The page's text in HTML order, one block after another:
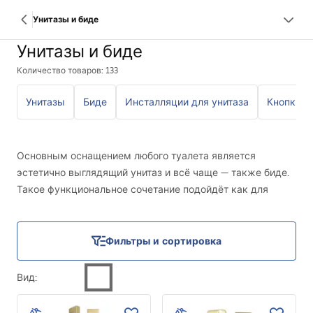
Унитазы и биде
Унитазы и биде
Количество товаров: 133
Унитазы Биде Инсталляции для унитаза Кнопки
Основным оснащением любого туалета является
эстетично выглядящий унитаз и всё чаще — также биде.
Такое функциональное сочетание подойдёт как для
позволяет поддерживать интимную гигиену, к тому же
оно красиво смотрится. В нашем ассортименте можно
найти комплекты, состоящие из обоих идеально
подобранных друг к другу элементов. Это отличный
выбор для каждого, кто мечтает о стильном туалете,
полностью выполняющем свои функции. Предлагаемые
Фильтры и сортировка
Вид: